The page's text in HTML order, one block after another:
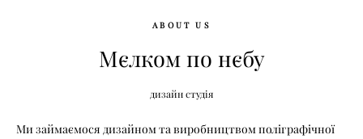
ABOUT US
Мєлком по нєбу
дизайн студія
Ми займаємося дизайном та виробництвом поліграфічної